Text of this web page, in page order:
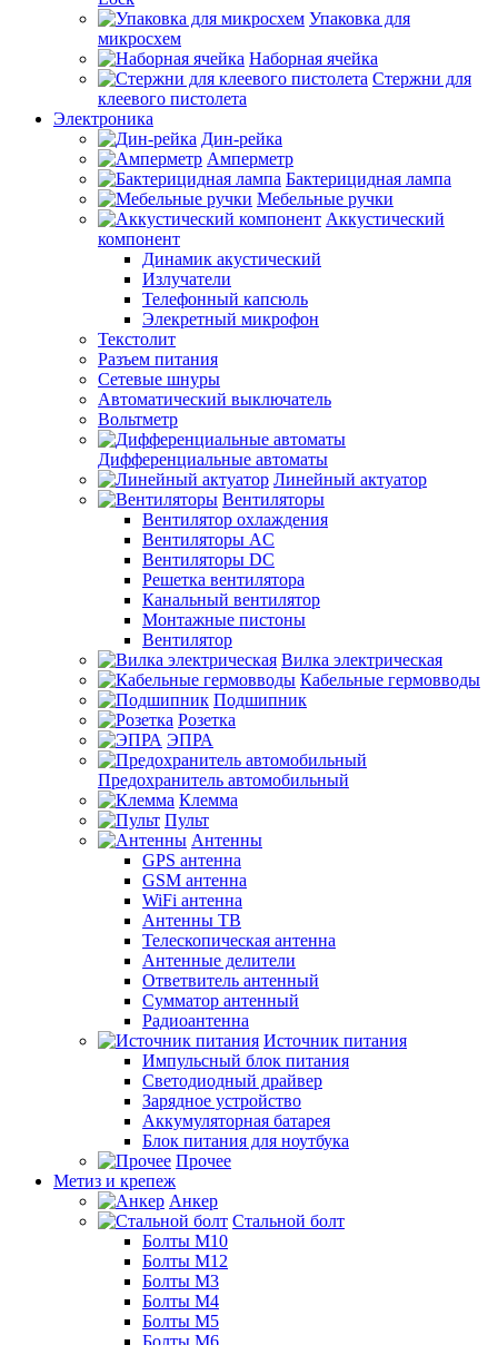
Упаковка для
микросхем
Наборная ячейка
Стержни для
клеевого пистолета
Электроника
Дин-рейка
Амперметр
Бактерицидная лампа
Мебельные ручки
Аккустический
компонент
Динамик акустический
Излучатели
Телефонный капсюль
Элекретный микрофон
Текстолит
Разъем питания
Сетевые шнуры
Автоматический выключатель
Вольтметр
Дифференциальные автоматы
Линейный актуатор
Вентиляторы
Вентилятор охлаждения
Вентиляторы AC
Вентиляторы DC
Решетка вентилятора
Канальный вентилятор
Монтажные пистоны
Вентилятор
Вилка электрическая
Кабельные гермовводы
Подшипник
Розетка
ЭПРА
Предохранитель автомобильный
Клемма
Пульт
Антенны
GPS антенна
GSM антенна
WiFi антенна
Антенны ТВ
Телескопическая антенна
Антенные делители
Ответвитель антенный
Сумматор антенный
Радиоантенна
Источник питания
Импульсный блок питания
Светодиодный драйвер
Зарядное устройство
Аккумуляторная батарея
Блок питания для ноутбука
Прочее
Метиз и крепеж
Анкер
Стальной болт
Болты М10
Болты М12
Болты М3
Болты М4
Болты М5
Болты М6